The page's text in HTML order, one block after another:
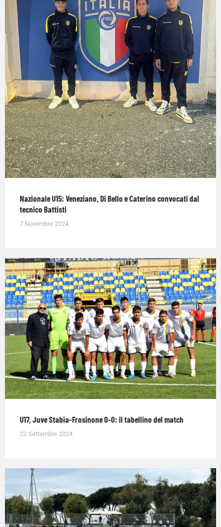
Nazionale U15: Veneziano, Di Bello e Caterino convocati dal
tecnico Battisti
7 Novembre 2024
U17, Juve Stabia-Frosinone 0-0: il tabellino del match
22 Settembre 2024